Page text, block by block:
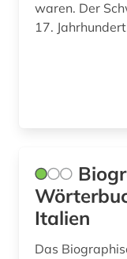
zeichnung (1)
waren. Der
17.
Italien
Das